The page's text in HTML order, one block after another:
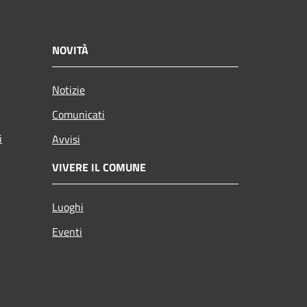
NOVITÀ
Notizie
Comunicati
Avvisi
VIVERE IL COMUNE
Luoghi
Eventi